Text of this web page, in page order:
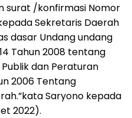
surat /konfirmasi Nomor
Sekretaris Daerah
dasar Undang undang
Tahun 2008 tentang
dan Peraturan
2006 Tentang
Saryono kepada
2022).